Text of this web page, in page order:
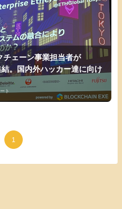
チェーン事業担当者が
。国内外ハッカー達に向け
ト
1